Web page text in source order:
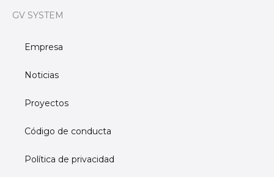
GV SYSTEM
Empresa
Noticias
Proyectos
Código de conducta
Política de privacidad